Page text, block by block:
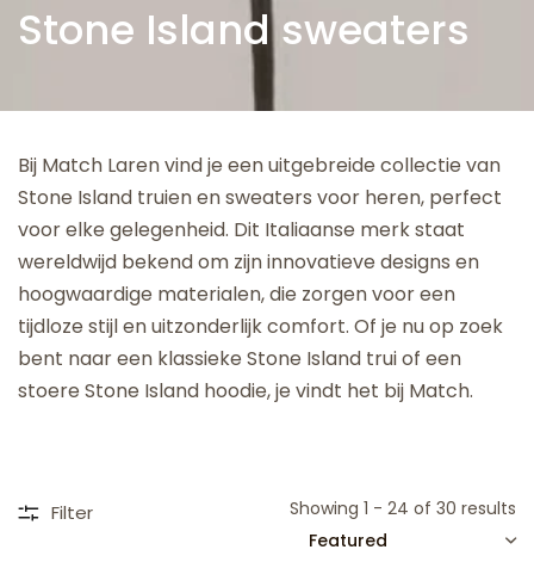
Stone Island sweaters
Bij Match Laren vind je een uitgebreide collectie van
Stone Island truien en sweaters voor heren, perfect
voor elke gelegenheid. Dit Italiaanse merk staat
wereldwijd bekend om zijn innovatieve designs en
hoogwaardige materialen, die zorgen voor een
tijdloze stijl en uitzonderlijk comfort. Of je nu op zoek
bent naar een klassieke Stone Island trui of een
stoere Stone Island hoodie, je vindt het bij Match.
Filter Showing 1 - 24 of 30 results